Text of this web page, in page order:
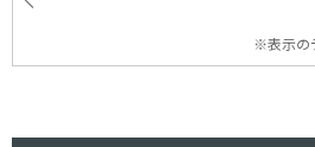
※表示の